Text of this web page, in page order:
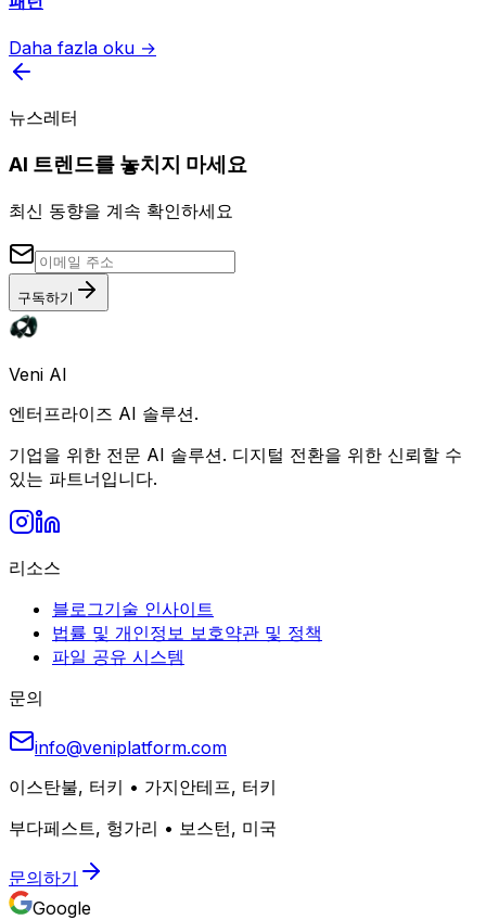
Daha fazla oku →
뉴스레터
AI 트렌드를 놓치지 마세요
최신 동향을 계속 확인하세요
구독하기
Veni AI
엔터프라이즈 AI 솔루션.
기업을 위한 전문 AI 솔루션. 디지털 전환을 위한 신뢰할 수
있는 파트너입니다.
리소스
블로그기술 인사이트
법률 및 개인정보 보호약관 및 정책
파일 공유 시스템
문의
info@veniplatform.com
이스탄불, 터키 • 가지안테프, 터키
부다페스트, 헝가리 • 보스턴, 미국
문의하기
Google